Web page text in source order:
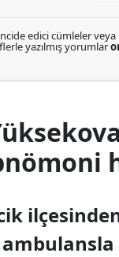
edici cümleler veya
yazılmış yorumlar